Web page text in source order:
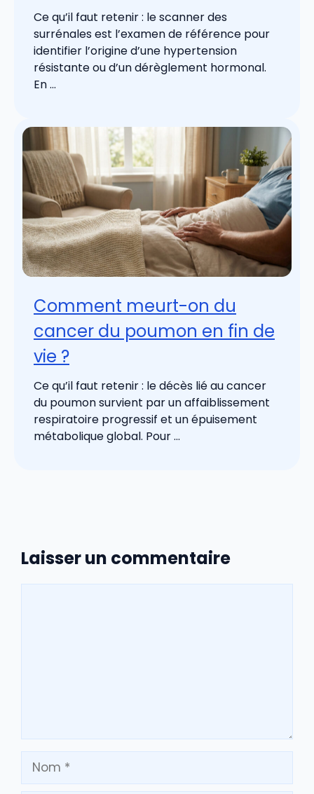
Ce qu’il faut retenir : le scanner des
surrénales est l’examen de référence pour
identifier l’origine d’une hypertension
résistante ou d’un dérèglement hormonal.
En ...
Comment meurt-on du
cancer du poumon en fin de
vie ?
Ce qu’il faut retenir : le décès lié au cancer
du poumon survient par un affaiblissement
respiratoire progressif et un épuisement
métabolique global. Pour ...
Laisser un commentaire
Nom